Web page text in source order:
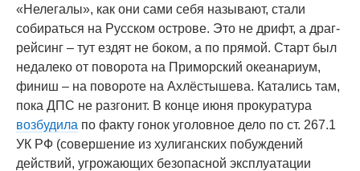
«Нелегалы», как они сами себя называют, стали
собираться на Русском острове. Это не дрифт, а драг-
рейсинг – тут ездят не боком, а по прямой. Старт был
недалеко от поворота на Приморский океанариум,
финиш – на повороте на Ахлёстышева. Катались там,
пока ДПС не разгонит. В конце июня прокуратура
возбудила по факту гонок уголовное дело по ст. 267.1
УК РФ (совершение из хулиганских побуждений
действий, угрожающих безопасной эксплуатации